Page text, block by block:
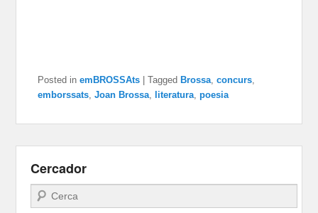
Posted in emBROSSAts |Tagged Brossa ,concurs
emborssats ,Joan Brossa literatura ,poesia
Cercador
Search